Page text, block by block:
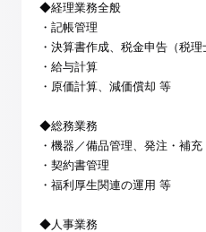
◆経理業務全般
・記帳管理
・決算書作成、税金申告（税理
・給与計算
・原価計算、減価償却 等
◆総務業務
・機器／備品管理、発注・補充
・契約書管理
・福利厚生関連の運用 等
◆人事業務